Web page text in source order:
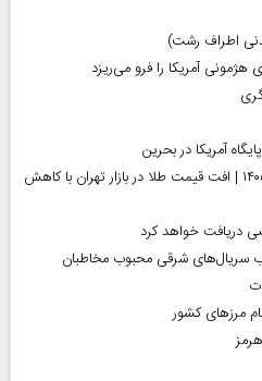
اطراف رشت)
آمریکا را فرو می‌ریزد
آمریکا در بحرین
قیمت طلا و سکه امروز ۱۱ مرداد ۱۴۰۵ | افت قیمت طلا در بازار تهران با کاهش
دریافت خواهد کرد
سریال‌های شرقی محبوب مخاطبان